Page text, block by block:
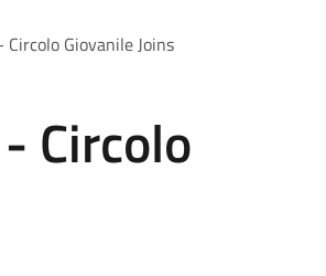
Giovanile Joins
Circolo